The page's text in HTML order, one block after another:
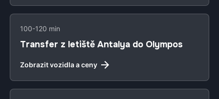
100-120 min
Transfer z letiště Antalya do Olympos
Zobrazit vozidla a ceny